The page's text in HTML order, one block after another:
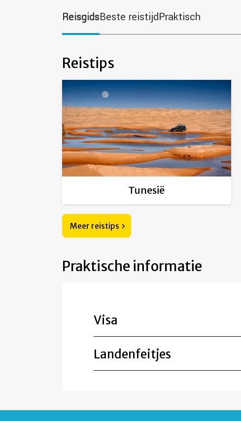
ReisgidsBeste reistijdPraktisch
Reistips
Tunesië
Meer reistips
Praktische informatie
Visa
Landenfeitjes